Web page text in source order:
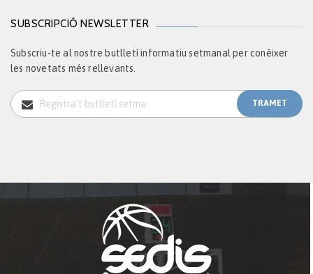
SUBSCRIPCIÓ NEWSLETTER
Subscriu-te al nostre butlletí informatiu setmanal per conèixer
les novetats més rellevants.